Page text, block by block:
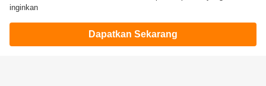
inginkan
Dapatkan Sekarang